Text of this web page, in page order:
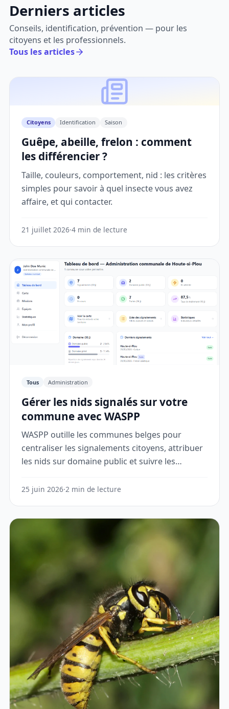
Derniers articles
Conseils, identification, prévention — pour les
citoyens et les professionnels.
Tous les articles
Citoyens Identification Saison
Guêpe, abeille, frelon : comment
les différencier ?
Taille, couleurs, comportement, nid : les critères
simples pour savoir à quel insecte vous avez
affaire, et qui contacter.
21 juillet 2026·4 min de lecture
Tous Administration
Gérer les nids signalés sur votre
commune avec WASPP
WASPP outille les communes belges pour
centraliser les signalements citoyens, attribuer
les nids sur domaine public et suivre les
25 juin 2026·2 min de lecture